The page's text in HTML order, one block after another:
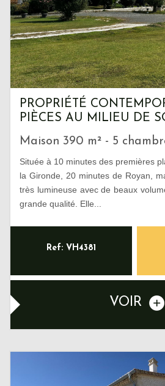
PROPRIÉTÉ
PIÈCES AU MILIEU DE
Maison 390 m² - 5
Située à 10 minutes des premières
la Gironde, 20 minutes de Royan,
très lumineuse avec de beaux
grande qualité. Elle...
Ref: VH4381
VOIR